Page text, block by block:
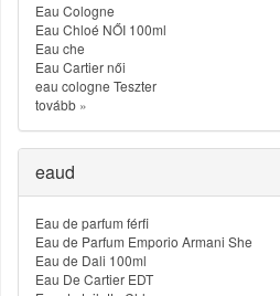
Eau Cologne
Eau Chloé NŐI 100ml
Eau che
Eau Cartier női
eau cologne Teszter
tovább »
eaud
Eau de parfum férfi
Eau de Parfum Emporio Armani She
Eau de Dali 100ml
Eau De Cartier EDT